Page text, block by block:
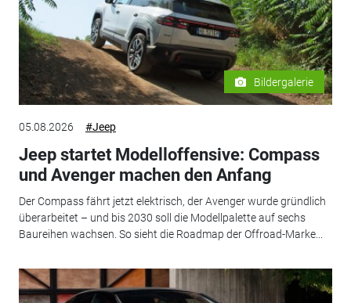
Bildergalerie
05.08.2026 #Jeep
Jeep startet Modelloffensive: Compass
und Avenger machen den Anfang
Der Compass fährt jetzt elektrisch, der Avenger wurde gründlich
überarbeitet – und bis 2030 soll die Modellpalette auf sechs
Baureihen wachsen. So sieht die Roadmap der Offroad-Marke...